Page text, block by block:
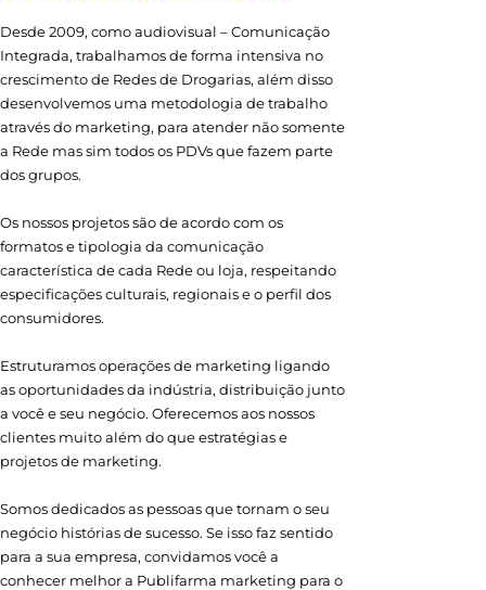
Desde 2009, como audiovisual – Comunicação
Integrada, trabalhamos de forma intensiva no
crescimento de Redes de Drogarias, além disso
desenvolvemos uma metodologia de trabalho
através do marketing, para atender não somente
a Rede mas sim todos os PDVs que fazem parte
dos grupos.
Os nossos projetos são de acordo com os
formatos e tipologia da comunicação
característica de cada Rede ou loja, respeitando
especificações culturais, regionais e o perfil dos
consumidores.
Estruturamos operações de marketing ligando
as oportunidades da indústria, distribuição junto
a você e seu negócio. Oferecemos aos nossos
clientes muito além do que estratégias e
projetos de marketing.
Somos dedicados as pessoas que tornam o seu
negócio histórias de sucesso. Se isso faz sentido
para a sua empresa, convidamos você a
conhecer melhor a Publifarma marketing para o